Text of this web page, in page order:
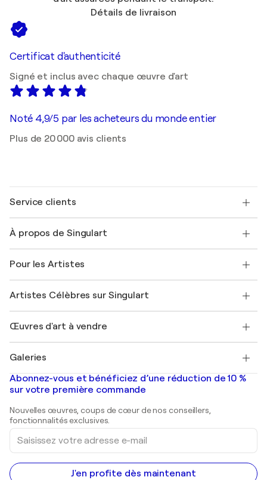
Détails de livraison
Certificat d'authenticité
Signé et inclus avec chaque œuvre d'art
Noté 4,9/5 par les acheteurs du monde entier
Plus de 20 000 avis clients
Service clients
Expédition
Offrir une carte cadeau
Rejoignez notre programme commercial
Mon compte
+33 1 76 44 06 42
À propos de Singulart
FAQ
Magazine Singulart
Emplois
Découvrez une sélection d'art original
Pour les Artistes
Se connecter en tant qu'Artiste
Artistes Célèbres sur Singulart
Marc Chagall
Banksy
Mr. Brainwash
Shepard Fairey
Œuvres d'art à vendre
Tableaux abstraits à vendre
Peintures de paysage
Estampes
Peintures acryliques
Galeries
Galeries d'art en France
Galeries d'art en Belgique
Abonnez-vous et bénéficiez d’une réduction de 10 %
sur votre première commande
Nouvelles œuvres, coups de cœur de nos conseillers,
fonctionnalités exclusives.
Saisissez
votre
adresse
e-
mail
J'en profite dès maintenant